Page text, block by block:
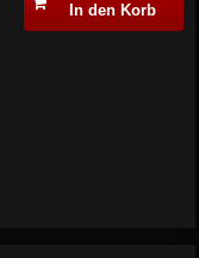
In den Korb